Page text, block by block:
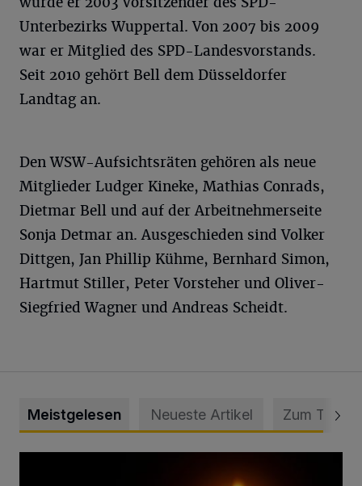
Unterbezirks Wuppertal. Von 2007 bis 2009
war er Mitglied des SPD-Landesvorstands.
Seit 2010 gehört Bell dem Düsseldorfer
Landtag an.
Den WSW-Aufsichtsräten gehören als neue
Mitglieder Ludger Kineke, Mathias Conrads,
Dietmar Bell und auf der Arbeitnehmerseite
Sonja Detmar an. Ausgeschieden sind Volker
Dittgen, Jan Phillip Kühme, Bernhard Simon,
Hartmut Stiller, Peter Vorsteher und Oliver-
Siegfried Wagner und Andreas Scheidt.
Meistgelesen Neueste Artikel Zum Thema